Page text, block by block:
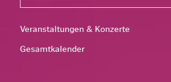
Veranstaltungen & Konzerte
Gesamtkalender